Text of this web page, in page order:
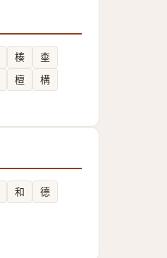
楱
桽
檀 構
和
德